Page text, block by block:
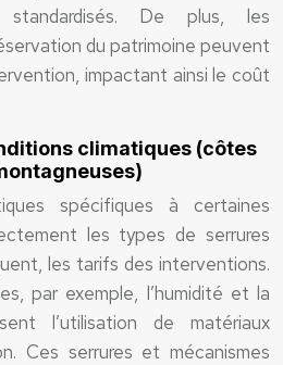
standardisés. De plus, les
du patrimoine peuvent
impactant ainsi le coût
climatiques (côtes
spécifiques à certaines
les types de serrures
les tarifs des interventions.
par exemple, l’humidité et la
l’utilisation de matériaux
Ces serrures et mécanismes